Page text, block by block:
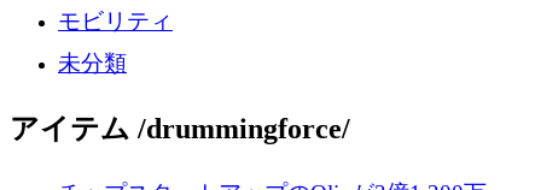
モビリティ
未分類
アイテム /drummingforce/